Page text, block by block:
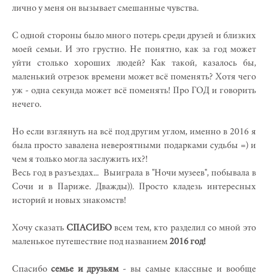
лично у меня он вызывает смешанные чувства.
С одной стороны было много потерь среди друзей и близких
моей семьи. И это грустно. Не понятно, как за год может
уйти столько хороших людей? Как такой, казалось бы,
маленький отрезок времени может всё поменять? Хотя чего
уж - одна секунда может всё поменять! Про ГОД и говорить
нечего.
Но если взглянуть на всё под другим углом, именно в 2016 я
была просто завалена невероятными подарками судьбы =) и
чем я только могла заслужить их?!
Весь год в разъездах... Выиграла в "Ночи музеев", побывала в
Сочи и в Париже. Дважды)). Просто кладезь интересных
историй и новых знакомств!
Хочу сказать СПАСИБО всем тем, кто разделил со мной это
маленькое путешествие под названием2016 год!
Спасибо семье и друзьям- вы самые классные и вообще